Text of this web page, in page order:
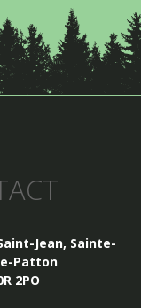
Jean, Sainte-
Patton
2PO